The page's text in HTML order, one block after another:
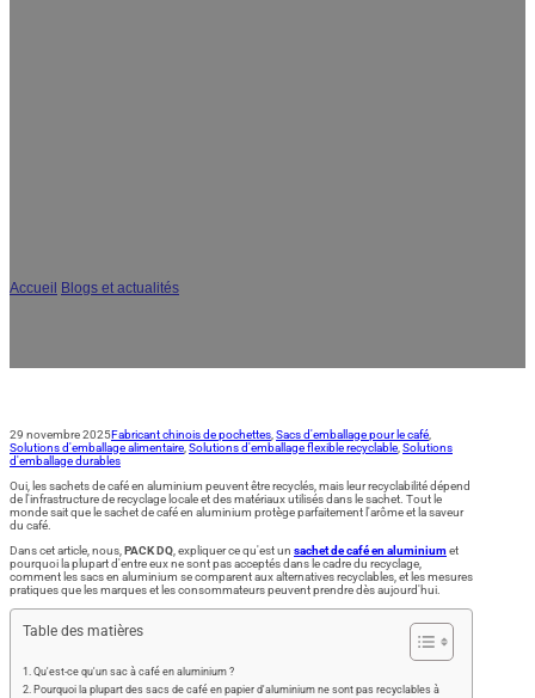
Accueil Blogs et actualités
29 novembre 2025Fabricant chinois de pochettes Sacs d'emballage pour le café
Solutions d'emballage alimentaire Solutions d'emballage flexible recyclable Solutions
d'emballage durables
Oui, les sachets de café en aluminium peuvent être recyclés, mais leur recyclabilité dépend
de l'infrastructure de recyclage locale et des matériaux utilisés dans le sachet. Tout le
monde sait que le sachet de café en aluminium protège parfaitement l'arôme et la saveur
du café.
Dans cet article, nous, PACK DQ , expliquer ce qu'est un sachet de café en aluminiumet
pourquoi la plupart d'entre eux ne sont pas acceptés dans le cadre du recyclage,
comment les sacs en aluminium se comparent aux alternatives recyclables, et les mesures
pratiques que les marques et les consommateurs peuvent prendre dès aujourd'hui.
Table des matières
Qu'est-ce qu'un sac à café en aluminium ?
Pourquoi la plupart des sacs de café en papier d'aluminium ne sont pas recyclables à